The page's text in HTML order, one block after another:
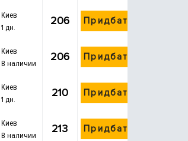
Киев
1 дн.
206 Придбати
Киев
В наличии
206 Придбати
Киев
1 дн.
210 Придбати
Киев
В наличии
213 Придбати